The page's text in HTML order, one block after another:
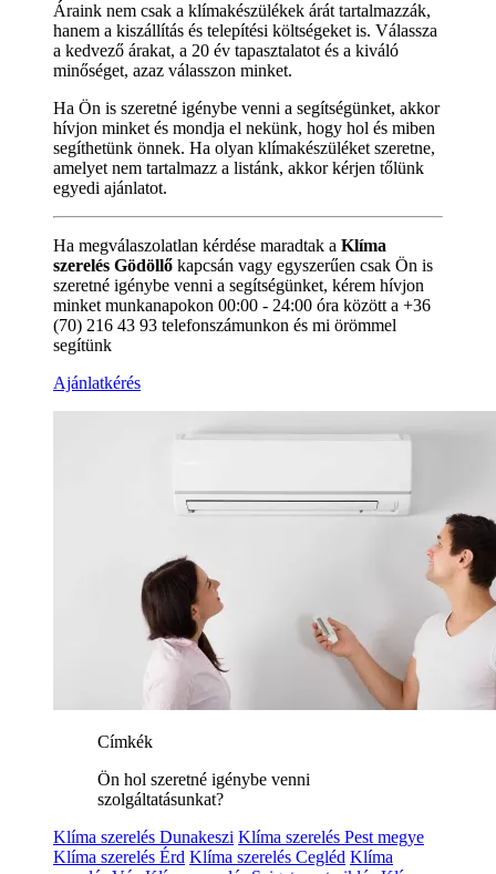
Áraink nem csak a klímakészülékek árát tartalmazzák,
hanem a kiszállítás és telepítési költségeket is. Válassza
a kedvező árakat, a 20 év tapasztalatot és a kiváló
minőséget, azaz válasszon minket.
Ha Ön is szeretné igénybe venni a segítségünket, akkor
hívjon minket és mondja el nekünk, hogy hol és miben
segíthetünk önnek. Ha olyan klímakészüléket szeretne,
amelyet nem tartalmazz a listánk, akkor kérjen tőlünk
egyedi ajánlatot.
Ha megválaszolatlan kérdése maradtak a Klíma
szerelés Gödöllő kapcsán vagy egyszerűen csak Ön is
szeretné igénybe venni a segítségünket, kérem hívjon
minket munkanapokon 00:00 - 24:00 óra között a +36
(70) 216 43 93 telefonszámunkon és mi örömmel
segítünk
Ajánlatkérés
Címkék
Ön hol szeretné igénybe venni
szolgáltatásunkat?
Klíma szerelés Dunakeszi Klíma szerelés Pest megye
Klíma szerelés Érd Klíma szerelés Cegléd Klíma